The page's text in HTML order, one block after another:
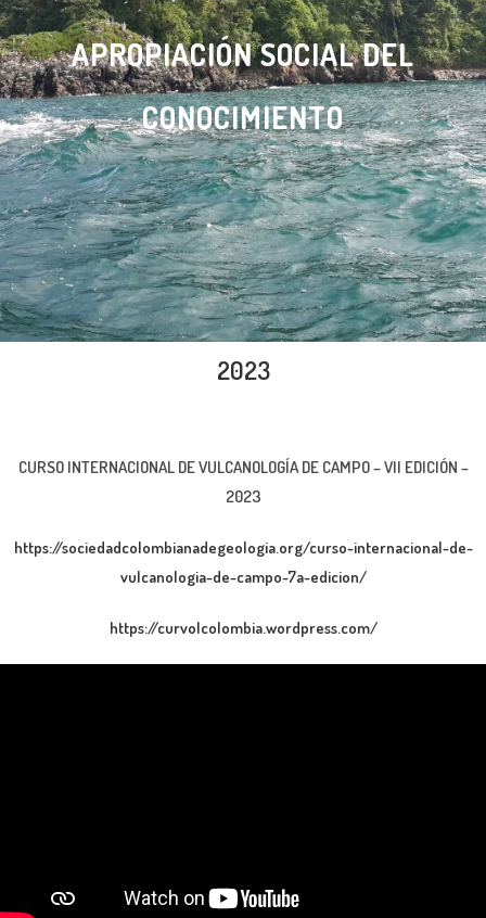
APROPIACIÓN SOCIAL DEL
CONOCIMIENTO
2023
CURSO INTERNACIONAL DE VULCANOLOGÍA DE CAMPO – VII EDICIÓN –
2023
https://sociedadcolombianadegeologia.org/curso-internacional-de-
vulcanologia-de-campo-7a-edicion/
https://curvolcolombia.wordpress.com/